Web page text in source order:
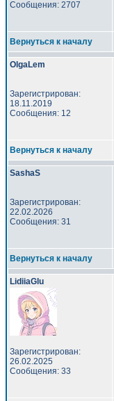
Сообщения: 2707
Вернуться к началу
OlgaLem
Зарегистрирован:
18.11.2019
Сообщения: 12
Вернуться к началу
SashaS
Зарегистрирован:
22.02.2026
Сообщения: 31
Вернуться к началу
LidiiaGlu
Зарегистрирован:
26.02.2025
Сообщения: 33